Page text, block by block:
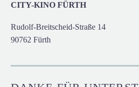
CITY-KINO FÜRTH
Rudolf-Breitscheid-Straße 14
90762 Fürth